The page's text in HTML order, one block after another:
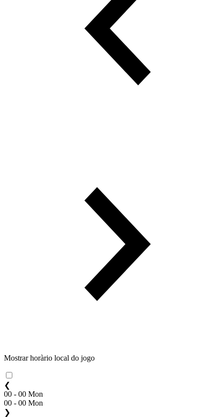
Mostrar horàrio local do jogo
❮
00 - 00 Mon
00 - 00 Mon
❯